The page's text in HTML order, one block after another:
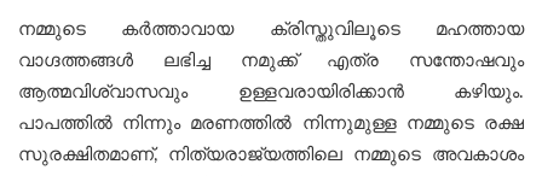
നമ്മുടെ കർത്താവായ ക്രിസ്തുവിലൂടെ മഹത്തായ
വാഗ്ദത്തങ്ങൾ ലഭിച്ച നമുക്ക് എത്ര സന്തോഷവും
ആത്മവിശ്വാസവും ഉള്ളവരായിരിക്കാൻ കഴിയും.
പാപത്തിൽ നിന്നും മരണത്തിൽ നിന്നുമുള്ള നമ്മുടെ രക്ഷ
സുരക്ഷിതമാണ്, നിത്യരാജ്യത്തിലെ നമ്മുടെ അവകാശം